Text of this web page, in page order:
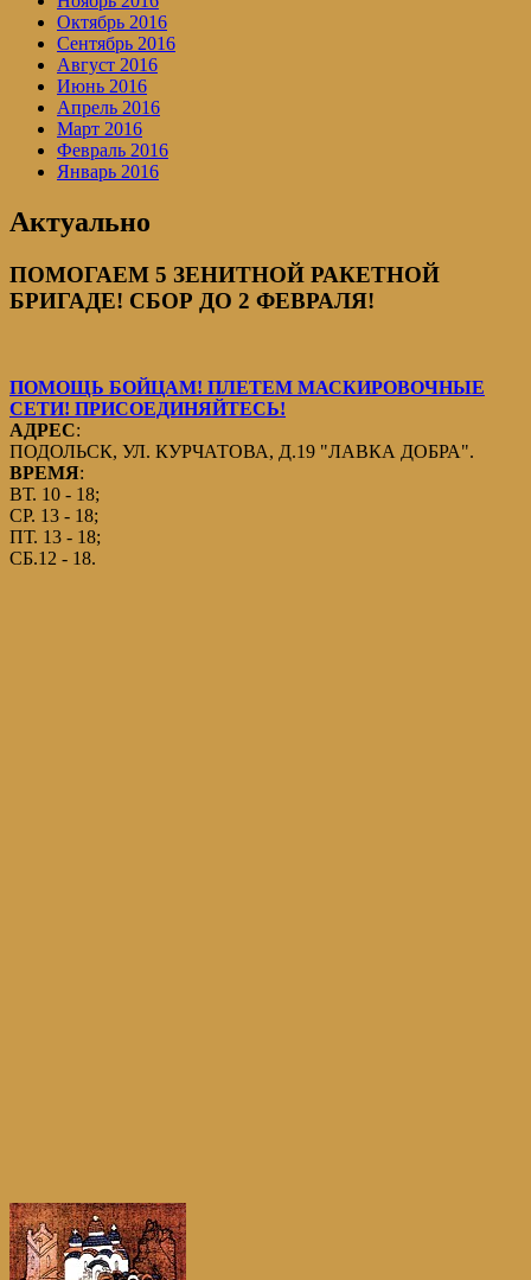
Октябрь 2016
Сентябрь 2016
Август 2016
Июнь 2016
Апрель 2016
Март 2016
Февраль 2016
Январь 2016
Актуально
ПОМОГАЕМ 5 ЗЕНИТНОЙ РАКЕТНОЙ
БРИГАДЕ! СБОР ДО 2 ФЕВРАЛЯ!
ПОМОЩЬ БОЙЦАМ! ПЛЕТЕМ МАСКИРОВОЧНЫЕ
СЕТИ! ПРИСОЕДИНЯЙТЕСЬ!
АДРЕС:
ПОДОЛЬСК, УЛ. КУРЧАТОВА, Д.19 "ЛАВКА ДОБРА".
ВРЕМЯ:
ВТ. 10 - 18;
СР. 13 - 18;
ПТ. 13 - 18;
СБ.12 - 18.